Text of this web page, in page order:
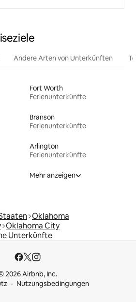
Andere Arten von Unterkünften
Fort Worth
Ferienunterkünfte
Branson
Ferienunterkünfte
Arlington
Ferienunterkünfte
Mehr anzeigen
Oklahoma
Oklahoma City
Unterkünfte
2026 Airbnb, Inc.
Nutzungsbedingungen